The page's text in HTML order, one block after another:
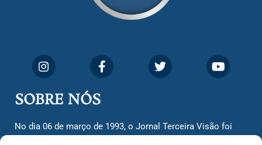
SOBRE NÓS
No dia 06 de março de 1993, o Jornal Terceira Visão foi